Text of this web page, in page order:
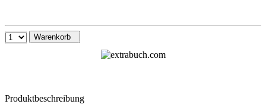
Warenkorb
Produktbeschreibung